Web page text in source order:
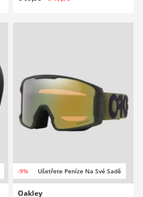
-9% Ušetřete Peníze Na Své Sadě
Oakley